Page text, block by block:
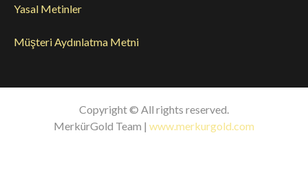
Yasal Metinler
Müşteri Aydınlatma Metni
Copyright © All rights reserved.
MerkürGold Team | www.merkurgold.com